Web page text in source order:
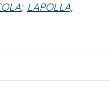
; LAPOLLA,